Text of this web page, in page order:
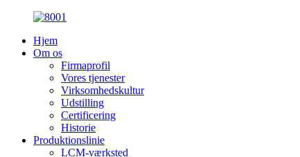
Hjem
Om os
Firmaprofil
Vores tjenester
Virksomhedskultur
Udstilling
Certificering
Historie
Produktionslinie
LCM-værksted